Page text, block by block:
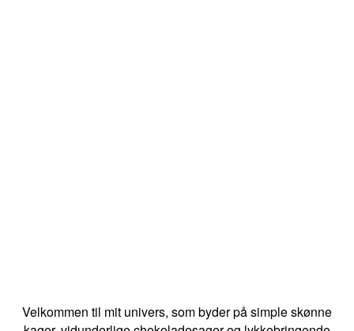
Velkommen til mit univers, som byder på simple skønne